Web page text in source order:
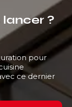
lancer ?
pour
ce dernier